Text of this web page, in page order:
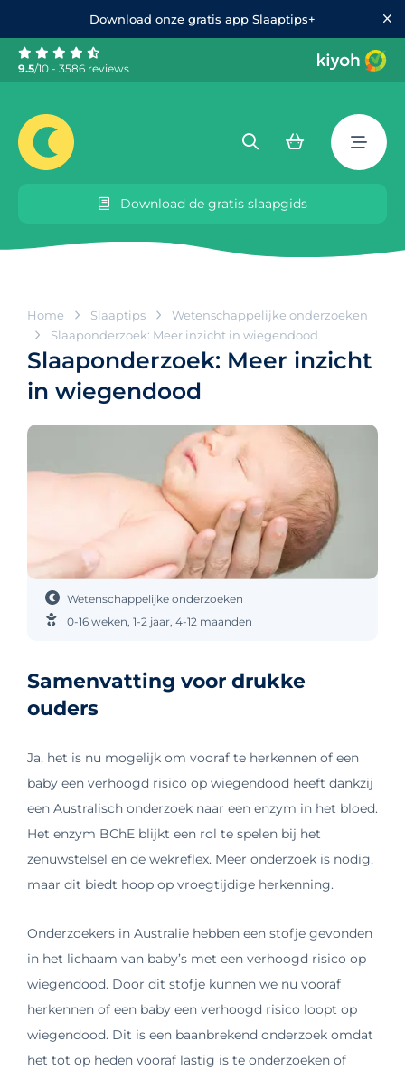
Download onze gratis app Slaaptips+
9.5/10 - 3586 reviews
Download de gratis slaapgids
Home Slaaptips
Wetenschappelijke onderzoeken
Slaaponderzoek: Meer inzicht in wiegendood
Slaaponderzoek: Meer inzicht
in wiegendood
Wetenschappelijke onderzoeken
0-16 weken 1-2 jaar 4-12 maanden
Samenvatting voor drukke
ouders
Ja, het is nu mogelijk om vooraf te herkennen of een
baby een verhoogd risico op wiegendood heeft dankzij
een Australisch onderzoek naar een enzym in het bloed.
Het enzym BChE blijkt een rol te spelen bij het
zenuwstelsel en de wekreflex. Meer onderzoek is nodig,
maar dit biedt hoop op vroegtijdige herkenning.
Onderzoekers in Australie hebben een stofje gevonden
in het lichaam van baby’s met een verhoogd risico op
wiegendood. Door dit stofje kunnen we nu vooraf
herkennen of een baby een verhoogd risico loopt op
wiegendood. Dit is een baanbrekend onderzoek omdat
het tot op heden vooraf lastig is te onderzoeken of